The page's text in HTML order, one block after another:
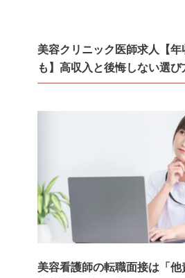
美容クリニック医師求人【
も】高収入と後悔しない選び
美容看護師の転職面接は「他